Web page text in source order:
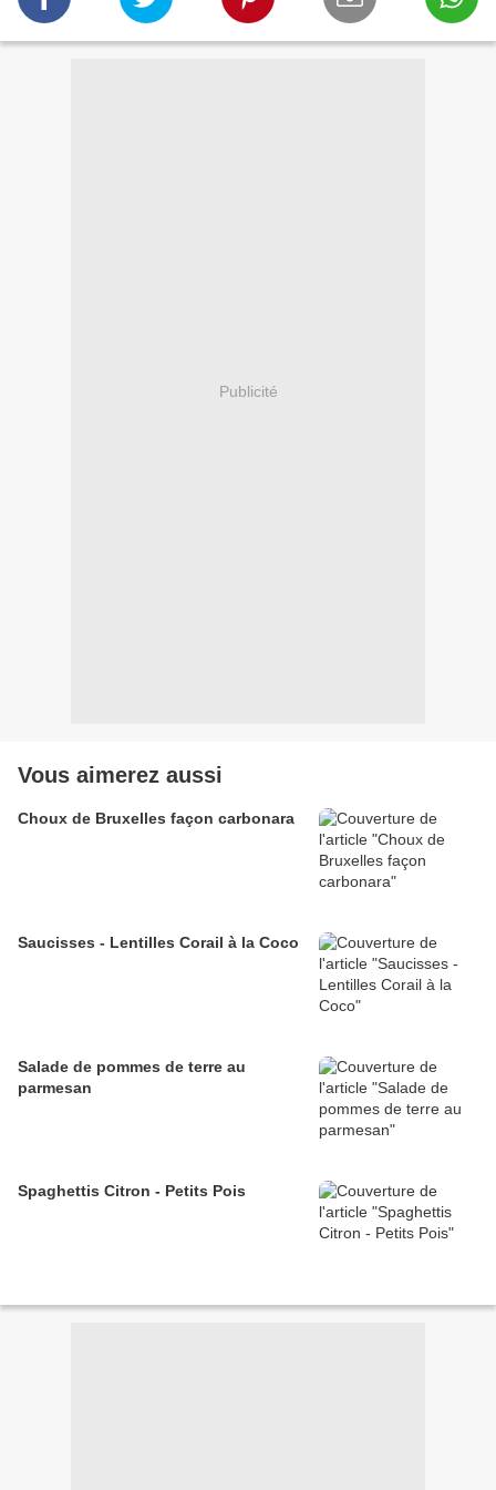
Publicité
Vous aimerez aussi
Choux de Bruxelles façon carbonara
Saucisses - Lentilles Corail à la Coco
Salade de pommes de terre au
parmesan
Spaghettis Citron - Petits Pois